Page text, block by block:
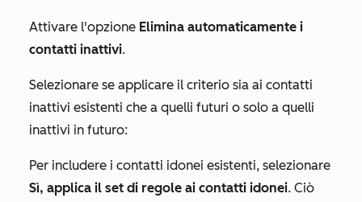
Attivare l'opzione Elimina automaticamente i
contatti inattivi.
Selezionare se applicare il criterio sia ai contatti
inattivi esistenti che a quelli futuri o solo a quelli
inattivi in futuro:
Per includere i contatti idonei esistenti, selezionare
Sì, applica il set di regole ai contatti idonei. Ciò